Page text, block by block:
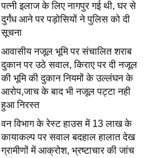
पत्नी इलाज के लिए नागपुर गई थी, घर से
दुर्गंध आने पर पड़ोसियों ने पुलिस को दी
सूचना
आवासीय नजूल भूमि पर संचालित शराब
दुकान पर उठे सवाल, किराए पर दी नजूल
की भूमि की दुकान नियमों के उल्लंघन के
आरोप,जाच के बाद भी नजूल पट्टा नही
हुआ निरस्त
वन विभाग के रेस्ट हाउस में 13 लाख के
कायाकल्प पर सवाल बदहाल हालात देख
ग्रामीणों में आक्रोश, भ्रष्टाचार की जांच